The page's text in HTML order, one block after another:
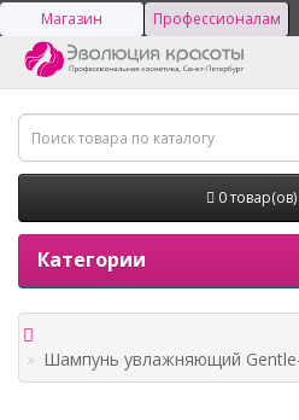
Магазин Профессионалам
0
Категории
Шампунь увлажняющий